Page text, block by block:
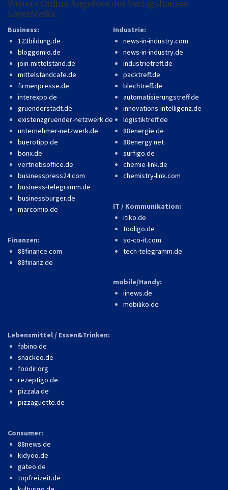
Weitere Online-Angebote des Verlagshauses
LayerMedia:
Business:
123bildung.de
bloggomio.de
join-mittelstand.de
mittelstandcafe.de
firmenpresse.de
interexpo.de
gruenderstadt.de
existenzgruender-netzwerk.de
unternehmer-netzwerk.de
buerotipp.de
bonx.de
vertriebsoffice.de
businesspress24.com
business-telegramm.de
businessburger.de
marcomio.de
Finanzen:
88finance.com
88finanz.de
Industrie:
news-in-industry.com
news-in-industry.de
industrietreff.de
packtreff.de
blechtreff.de
automatisierungstreff.de
innovations-intelligenz.de
logistiktreff.de
88energie.de
88energy.net
surfigo.de
chemie-link.de
chemistry-link.com
IT / Kommunikation:
itiko.de
tooligo.de
so-co-it.com
tech-telegramm.de
mobile/Handy:
iinews.de
mobiliko.de
Lebensmittel / Essen&Trinken:
fabino.de
snackeo.de
foodir.org
rezeptigo.de
pizzala.de
pizzaguette.de
Consumer:
88news.de
kidyoo.de
gateo.de
topfreizeit.de